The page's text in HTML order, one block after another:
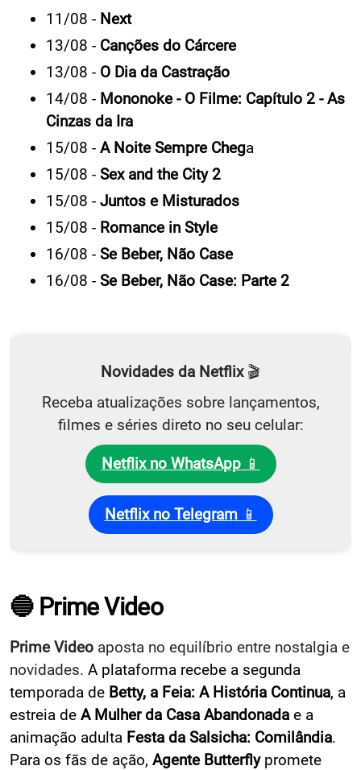
11/08 - Next
13/08 - Canções do Cárcere
13/08 - O Dia da Castração
14/08 - Mononoke - O Filme: Capítulo 2 - As
Cinzas da Ira
15/08 - A Noite Sempre Chega
15/08 - Sex and the City 2
15/08 - Juntos e Misturados
15/08 - Romance in Style
16/08 - Se Beber, Não Case
16/08 - Se Beber, Não Case: Parte 2
Novidades da Netflix🎬
Receba atualizações sobre lançamentos,
filmes e séries direto no seu celular:
Netflix no WhatsApp📱
Netflix no Telegram📱
🔵 Prime Video
Prime Video aposta no equilíbrio entre nostalgia e
novidades. A plataforma recebe a segunda
temporada de Betty, a Feia: A História Continua, a
estreia de A Mulher da Casa Abandonada e a
animação adulta Festa da Salsicha: Comilândia.
Para os fãs de ação, Agente Butterflypromete